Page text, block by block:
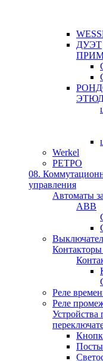
ДУЭТ
Werkel
РЕТРО
08.
управления
Автоматы
ABB
Реле
Реле
Устройства